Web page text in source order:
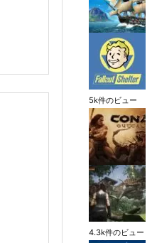
5k件のビュー
4.3k件のビュー